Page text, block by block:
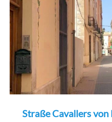
Straße Cavallers von